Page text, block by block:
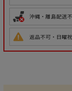
沖縄・離島配送
返品不可・日曜